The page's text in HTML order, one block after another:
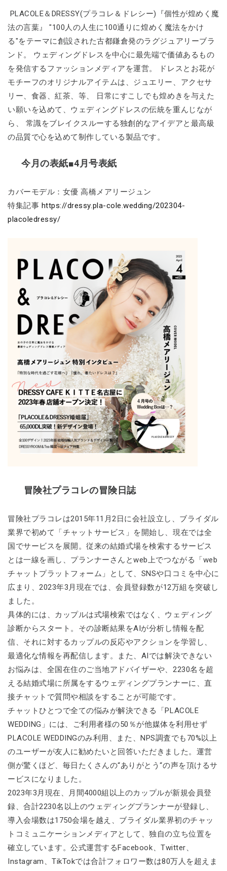
PLACOLE＆DRESSY(プラコレ＆ドレシー)『個性が煌めく魔
法の言葉』 "100人の人生に100通りに煌めく魔法をかけ
る"をテーマに創設された古都鎌倉発のラグジュアリーブラ
ンド。 ウェディングドレスを中心に最先端で価値あるもの
を発信するファッションメディアを運営。 ドレスとお花が
モチーフのオリジナルアイテムは、ジュエリー、アクセサ
リー、食器、紅茶、等、 日常にすこしでも煌めきを与えた
い願いを込めて、ウェディングドレスの伝統を重んじなが
ら、 常識をブレイクスルーする独創的なアイデアと最高級
の品質で心を込めて制作している製品です。
今月の表紙■4月号表紙
カバーモデル：女優 高橋メアリージュン
特集記事 https://dressy.pla-cole.wedding/202304-
placoledressy/
冒険社プラコレの冒険日誌
冒険社プラコレは2015年11月2日に会社設立し、ブライダル
業界で初めて「チャットサービス」を開始し、現在では全
国でサービスを展開。従来の結婚式場を検索するサービス
とは一線を画し、プランナーさんとweb上でつながる「web
チャットプラットフォーム」として、SNSや口コミを中心に
広まり、2023年3月現在では、会員登録数が12万組を突破し
ました。
具体的には、カップルは式場検索ではなく、ウェディング
診断からスタート。その診断結果をAIが分析し情報を配
信、それに対するカップルの反応やアクションを学習し、
最適化な情報を再配信します。また、AIでは解決できない
お悩みは、全国在住のご当地アドバイザーや、2230名を超
える結婚式場に所属をするウェディングプランナーに、直
接チャットで質問や相談をすることが可能です。
チャットひとつで全ての悩みが解決できる「PLACOLE
WEDDING」には、ご利用者様の50％が他媒体を利用せず
PLACOLE WEDDINGのみ利用、また、NPS調査でも70%以上
のユーザーが友人に勧めたいと回答いただきました。運営
側が驚くほど、毎日たくさんの“ありがとう“の声を頂けるサ
ービスになりました。
2023年3月現在、月間4000組以上のカップルが新規会員登
録、合計2230名以上のウェディングプランナーが登録し、
導入会場数は1750会場を越え、ブライダル業界初のチャッ
トコミュニケーションメディアとして、独自の立ち位置を
確立しています。公式運営するFacebook、Twitter、
Instagram、TikTokでは合計フォロワー数は80万人を超えま